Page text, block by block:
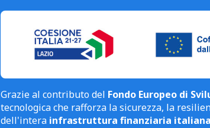
Grazie al contributo del Fondo Europeo di
tecnologica che rafforza la sicurezza, la
dell'intera infrastruttura finanziaria italiana